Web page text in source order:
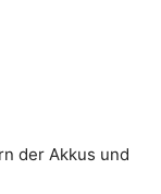
der Akkus und